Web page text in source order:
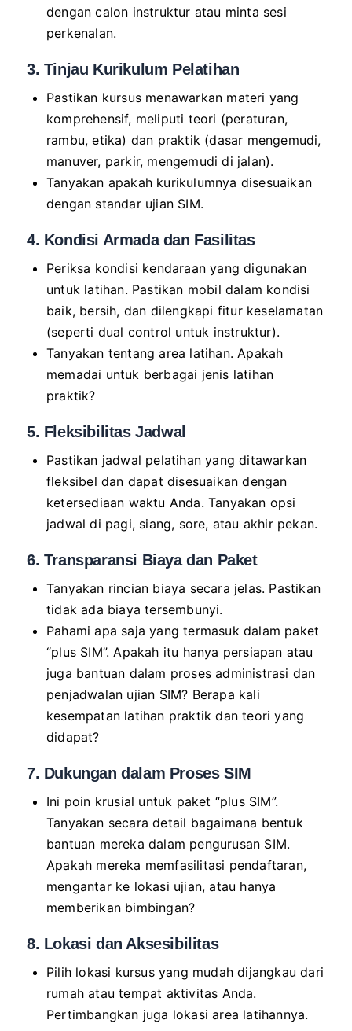
dengan calon instruktur atau minta sesi
perkenalan.
3. Tinjau Kurikulum Pelatihan
Pastikan kursus menawarkan materi yang
komprehensif, meliputi teori (peraturan,
rambu, etika) dan praktik (dasar mengemudi,
manuver, parkir, mengemudi di jalan).
Tanyakan apakah kurikulumnya disesuaikan
dengan standar ujian SIM.
4. Kondisi Armada dan Fasilitas
Periksa kondisi kendaraan yang digunakan
untuk latihan. Pastikan mobil dalam kondisi
baik, bersih, dan dilengkapi fitur keselamatan
(seperti dual control untuk instruktur).
Tanyakan tentang area latihan. Apakah
memadai untuk berbagai jenis latihan
praktik?
5. Fleksibilitas Jadwal
Pastikan jadwal pelatihan yang ditawarkan
fleksibel dan dapat disesuaikan dengan
ketersediaan waktu Anda. Tanyakan opsi
jadwal di pagi, siang, sore, atau akhir pekan.
6. Transparansi Biaya dan Paket
Tanyakan rincian biaya secara jelas. Pastikan
tidak ada biaya tersembunyi.
Pahami apa saja yang termasuk dalam paket
“plus SIM”. Apakah itu hanya persiapan atau
juga bantuan dalam proses administrasi dan
penjadwalan ujian SIM? Berapa kali
kesempatan latihan praktik dan teori yang
didapat?
7. Dukungan dalam Proses SIM
Ini poin krusial untuk paket “plus SIM”.
Tanyakan secara detail bagaimana bentuk
bantuan mereka dalam pengurusan SIM.
Apakah mereka memfasilitasi pendaftaran,
mengantar ke lokasi ujian, atau hanya
memberikan bimbingan?
8. Lokasi dan Aksesibilitas
Pilih lokasi kursus yang mudah dijangkau dari
rumah atau tempat aktivitas Anda.
Pertimbangkan juga lokasi area latihannya.